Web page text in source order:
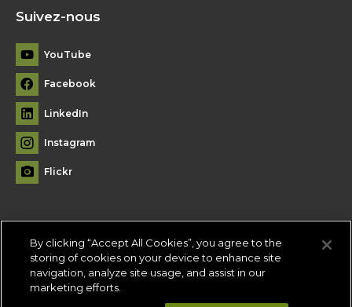
Suivez-nous
YouTube
Facebook
LinkedIn
Instagram
Flickr
Plan du site
Conditions d'utilisation
des témoins
By clicking “Accept All Cookies”, you agree to the
storing of cookies on your device to enhance site
navigation, analyze site usage, and assist in our
marketing efforts.